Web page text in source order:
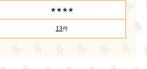
★★★★
13件